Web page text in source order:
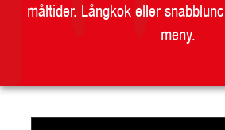
LEVERANTÖR
BUTIKSSIDA
måltider. Långkok eller
meny.